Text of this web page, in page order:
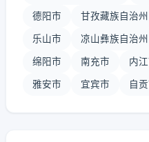
德阳市 甘孜藏族自治州
乐山市 凉山彝族自治州
绵阳市 南充市 内
雅安市 宜宾市 自